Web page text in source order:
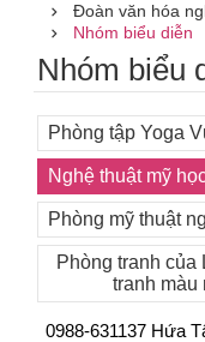
Đoàn văn hóa
Nhóm biểu diễn
Nhóm biểu
Phòng tập Yoga
Nghệ thuật mỹ
Phòng mỹ thuật
Phòng tranh
tranh màu
0988-631137 Hứa